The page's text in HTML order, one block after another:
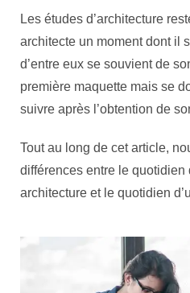
Les études d’architecture
architecte un moment dont il
d’entre eux se souvient de
première maquette mais se
suivre après l’obtention de
Tout au long de cet article,
différences entre le quotidien
architecture et le quotidien